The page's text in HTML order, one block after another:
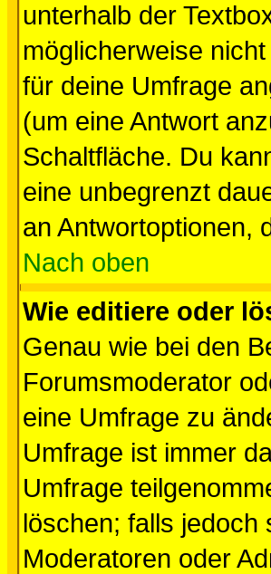
unterhalb der
möglicherweise
für deine Umfrage
(um eine Antwort
Schaltfläche. Du
eine unbegrenzt
an Antwortoptionen,
Nach oben
Wie editiere oder
Genau wie bei den
Forumsmoderator
eine Umfrage zu
Umfrage ist immer
Umfrage
löschen; falls jedoch
Moderatoren oder